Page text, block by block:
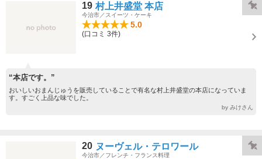
19 村上井盛堂 本店
今治市／スイーツ・ケーキ
5.0
(口コミ 3件)
“本店です。”
おいしいおまんじゅうを販売していることで有名な村上井盛堂の本店になっていま
す。すごく上品な味でした。
by みけさん
20 ヌーヴェル・テロワール
今治市／フレンチ・フランス料理